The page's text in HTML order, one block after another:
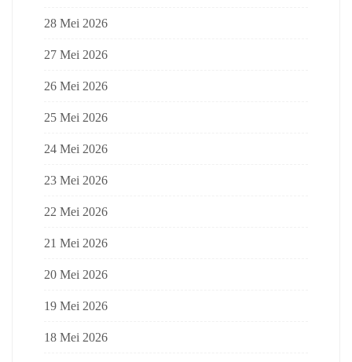
28 Mei 2026
27 Mei 2026
26 Mei 2026
25 Mei 2026
24 Mei 2026
23 Mei 2026
22 Mei 2026
21 Mei 2026
20 Mei 2026
19 Mei 2026
18 Mei 2026